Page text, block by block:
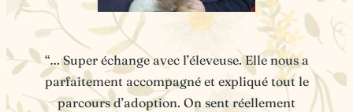
“… Super échange avec l’éleveuse. Elle nous a
parfaitement accompagné et expliqué tout le
parcours d’adoption. On sent réellement